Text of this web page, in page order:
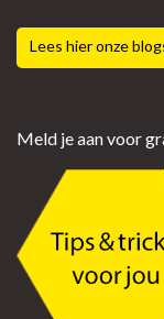
Lees hier onze
Meld je aan voor